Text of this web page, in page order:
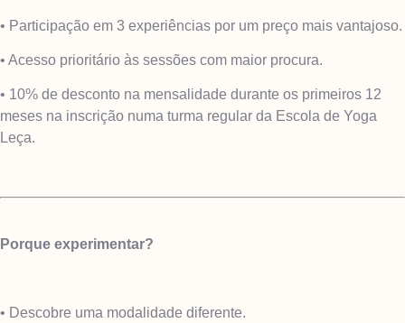
• Participação em 3 experiências por um preço mais vantajoso.
• Acesso prioritário às sessões com maior procura.
• 10% de desconto na mensalidade durante os primeiros 12
meses na inscrição numa turma regular da Escola de Yoga
Leça.
Porque experimentar?
• Descobre uma modalidade diferente.